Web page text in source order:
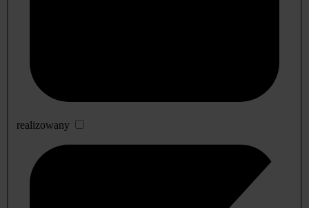
realizowany